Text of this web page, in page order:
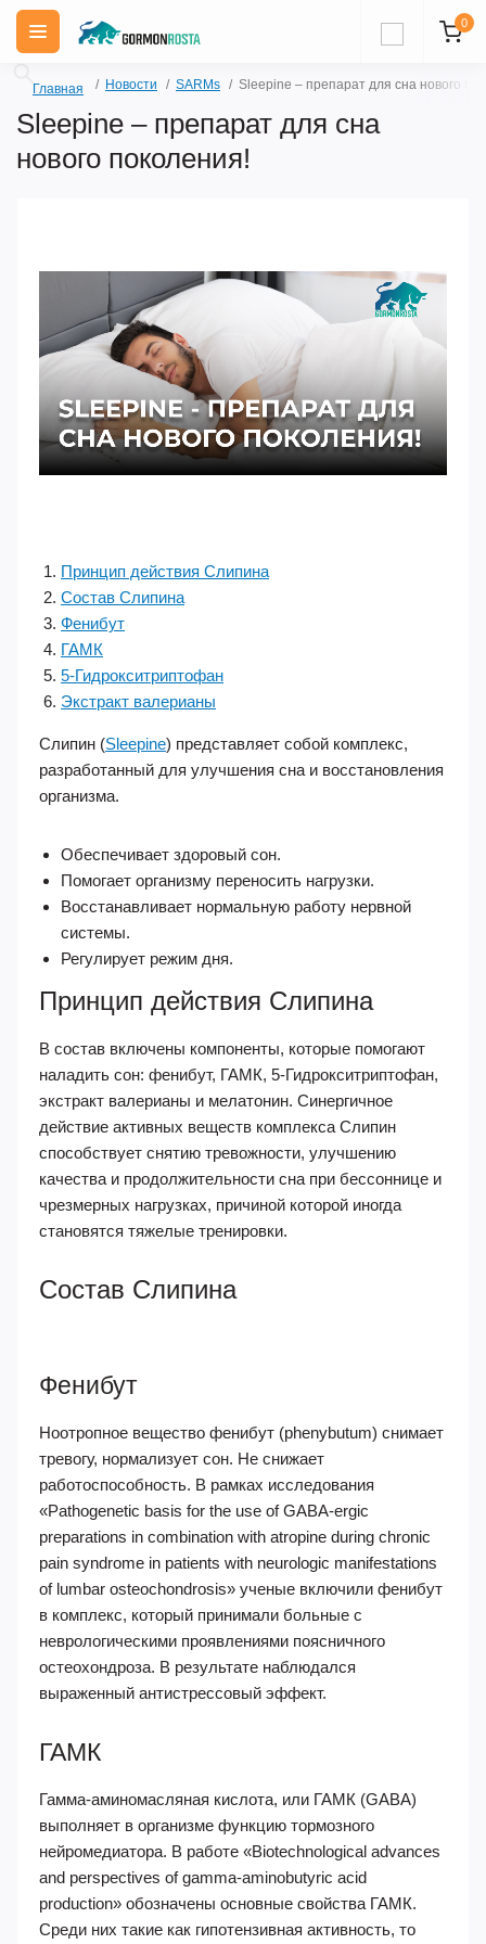
0
Главная Новости SARMs Sleepine – препарат для сна нового
Sleepine – препарат для сна
нового поколения!
Принцип действия Слипина
Состав Слипина
Фенибут
ГАМК
5-Гидрокситриптофан
Экстракт валерианы
Слипин (Sleepine) представляет собой комплекс,
разработанный для улучшения сна и восстановления
организма.
Обеспечивает здоровый сон.
Помогает организму переносить нагрузки.
Восстанавливает нормальную работу нервной
системы.
Регулирует режим дня.
Принцип действия Слипина
В состав включены компоненты, которые помогают
наладить сон: фенибут, ГАМК, 5-Гидрокситриптофан,
экстракт валерианы и мелатонин. Синергичное
действие активных веществ комплекса Слипин
способствует снятию тревожности, улучшению
качества и продолжительности сна при бессоннице и
чрезмерных нагрузках, причиной которой иногда
становятся тяжелые тренировки.
Состав Слипина
Фенибут
Ноотропное вещество фенибут (phenybutum) снимает
тревогу, нормализует сон. Не снижает
работоспособность. В рамках исследования
«Pathogenetic basis for the use of GABA-ergic
preparations in combination with atropine during chronic
pain syndrome in patients with neurologic manifestations
of lumbar osteochondrosis» ученые включили фенибут
в комплекс, который принимали больные с
неврологическими проявлениями поясничного
остеохондроза. В результате наблюдался
выраженный антистрессовый эффект.
ГАМК
Гамма-аминомасляная кислота, или ГАМК (GABA)
выполняет в организме функцию тормозного
нейромедиатора. В работе «Biotechnological advances
and perspectives of gamma-aminobutyric acid
production» обозначены основные свойства ГАМК.
Среди них такие как гипотензивная активность, то